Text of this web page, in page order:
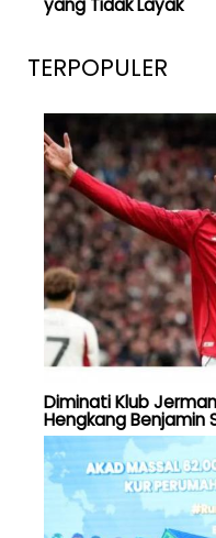
yang Tidak Layak
TERPOPULER
Diminati Klub
Hengkang Benjamin